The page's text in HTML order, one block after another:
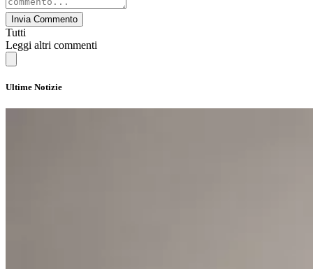
Invia Commento
Tutti
Leggi altri commenti
Ultime Notizie